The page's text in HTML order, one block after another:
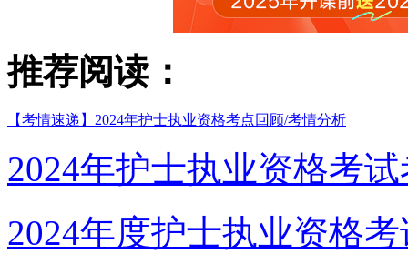
推荐阅读：
【考情速递】2024年护士执业资格考点回顾/考情分析
2024年护士执业资格考
2024年度护士执业资格